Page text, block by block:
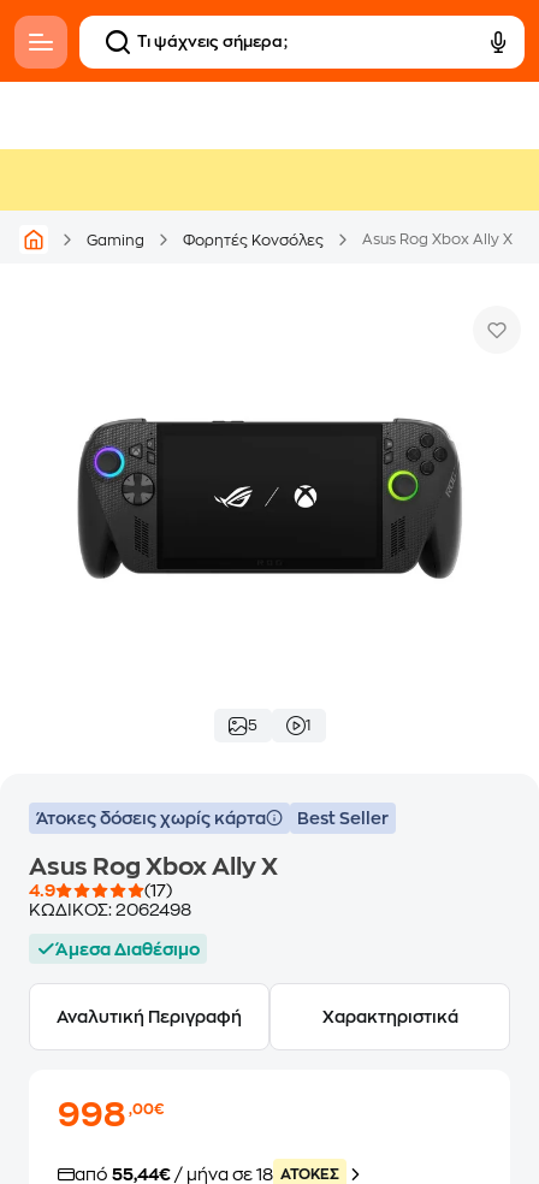
Gaming Φορητές Κονσόλες Asus Rog Xbox Ally X
5 1
Άτοκες δόσεις χωρίς κάρτα Best Seller
Asus Rog Xbox Ally X
4.9
(17)
ΚΩΔΙΚΟΣ: 2062498
Άμεσα Διαθέσιμο
Αναλυτική Περιγραφή Χαρακτηριστικά
998,00€
από 55,44€ / μήνα σε 18 ATOKEΣ